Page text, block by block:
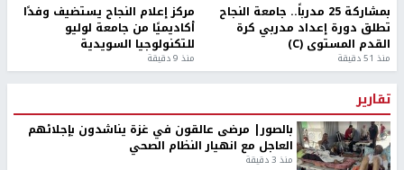
بمشاركة 25 مدرباً.. جامعة النجاح
تطلق دورة إعداد مدربي كرة
القدم المستوى (C)
منذ 51 دقيقة
مركز إعلام النجاح يستضيف وفدًا
أكاديميًا من جامعة لوليو
للتكنولوجيا السويدية
منذ 9 دقيقة
تقارير
بالصور| مرضى عالقون في غزة يناشدون بإجلائهم
العاجل مع انهيار النظام الصحي
منذ 3 دقيقة